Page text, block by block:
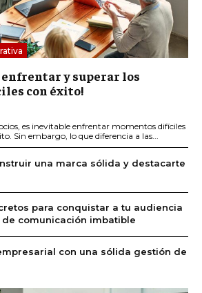
enfrentar y superar los
con éxito!
es inevitable enfrentar momentos difíciles
Sin embargo, lo que diferencia a las...
una marca sólida y destacarte
para conquistar a tu audiencia
comunicación imbatible
con una sólida gestión de